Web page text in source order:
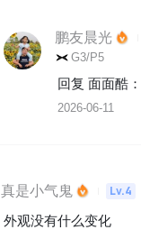
鹏友晨光
G3/P5
回复 面面酷 ：
2026-06-11
真是小气鬼
Lv.4
外观没有什么变化